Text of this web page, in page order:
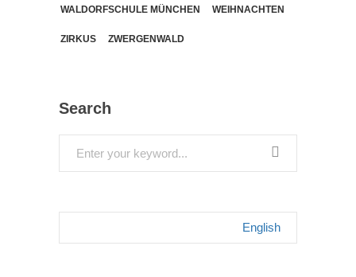
WALDORFSCHULE MÜNCHEN WEIHNACHTEN
ZIRKUS ZWERGENWALD
Search
English